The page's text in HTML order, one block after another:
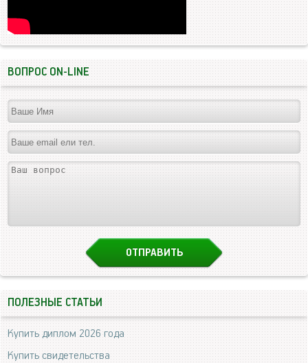
ВОПРОС ON-LINE
ПОЛЕЗНЫЕ СТАТЬИ
Купить диплом 2026 года
Купить свидетельства